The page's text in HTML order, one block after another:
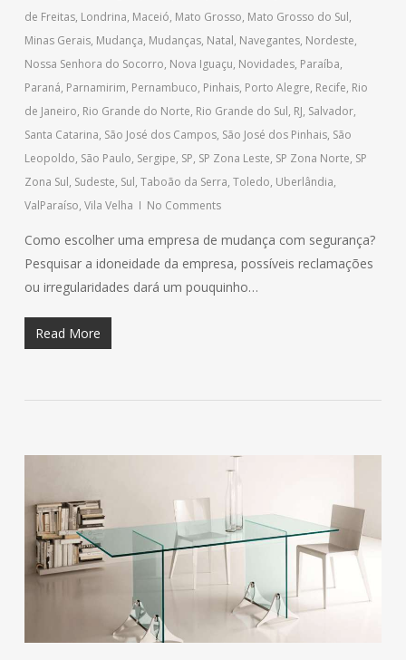
de Freitas, Londrina, Maceió, Mato Grosso, Mato Grosso do Sul,
Minas Gerais, Mudança, Mudanças, Natal, Navegantes, Nordeste,
Nossa Senhora do Socorro, Nova Iguaçu, Novidades, Paraíba,
Paraná, Parnamirim, Pernambuco, Pinhais, Porto Alegre, Recife, Rio
de Janeiro, Rio Grande do Norte, Rio Grande do Sul, RJ, Salvador,
Santa Catarina, São José dos Campos, São José dos Pinhais, São
Leopoldo, São Paulo, Sergipe, SP, SP Zona Leste, SP Zona Norte, SP
Zona Sul, Sudeste, Sul, Taboão da Serra, Toledo, Uberlândia,
ValParaíso, Vila Velha No Comments
Como escolher uma empresa de mudança com segurança?
Pesquisar a idoneidade da empresa, possíveis reclamações
ou irregularidades dará um pouquinho…
Read More